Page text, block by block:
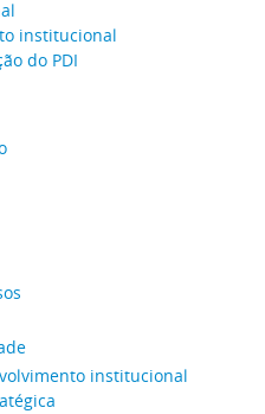
institucional
do PDI
institucional